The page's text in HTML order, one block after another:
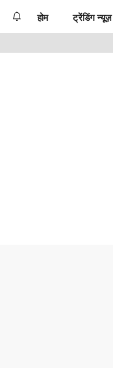
होम ट्रेंडिंग न्यूज़